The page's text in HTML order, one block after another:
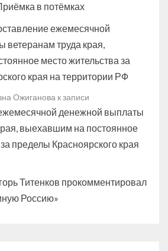
в потёмках
ежемесячной
ветеранам труда края,
место жительства за
края на территории РФ
Ожиганова к записи
денежной выплаты
выехавшим на постоянное
пределы Красноярского края
Титенков прокомментировал
Россию»